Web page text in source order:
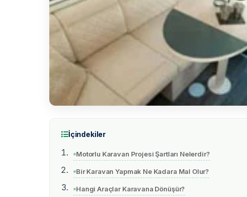
İçindekiler
Motorlu Karavan Projesi Şartları Nelerdir?
Bir Karavan Yapmak Ne Kadara Mal Olur?
Hangi Araçlar Karavana Dönüşür?